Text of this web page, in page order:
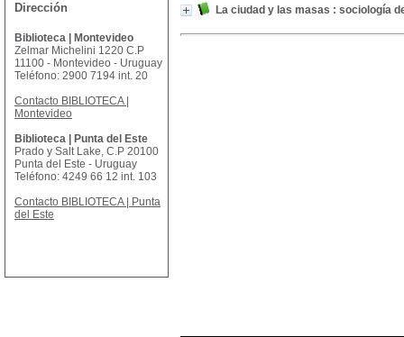
La ciudad y las masas : sociología
Dirección
Biblioteca | Montevideo
Zelmar Michelini 1220 C.P
11100 - Montevideo - Uruguay
Teléfono: 2900 7194 int. 20
Contacto BIBLIOTECA |
Montevideo
Biblioteca | Punta del Este
Prado y Salt Lake, C.P 20100
Punta del Este - Uruguay
Teléfono: 4249 66 12 int. 103
Contacto BIBLIOTECA | Punta
del Este